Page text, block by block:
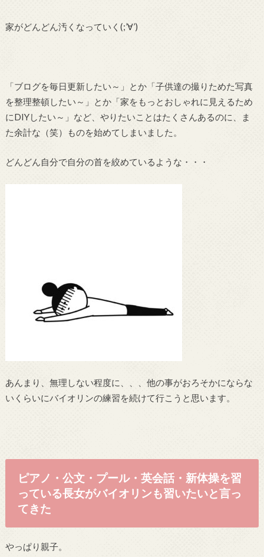
家がどんどん汚くなっていく(;’∀’)
「ブログを毎日更新したい～」とか「子供達の撮りためた写真
を整理整頓したい～」とか「家をもっとおしゃれに見えるため
にDIYしたい～」など、やりたいことはたくさんあるのに、ま
た余計な（笑）ものを始めてしまいました。
どんどん自分で自分の首を絞めているような・・・
あんまり、無理しない程度に、、、他の事がおろそかにならな
いくらいにバイオリンの練習を続けて行こうと思います。
ピアノ・公文・プール・英会話・新体操を習
っている長女がバイオリンも習いたいと言っ
てきた
やっぱり親子。